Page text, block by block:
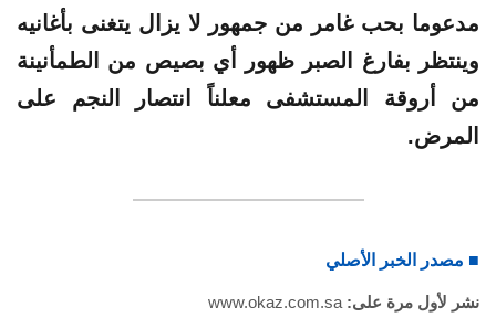
مدعوما بحب غامر من جمهور لا يزال يتغنى بأغانيه
وينتظر بفارغ الصبر ظهور أي بصيص من الطمأنينة
من أروقة المستشفى معلناً انتصار النجم على
المرض.
■ مصدر الخبر الأصلي
نشر لأول مرة على: www.okaz.com.sa